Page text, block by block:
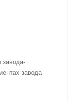
завода-
завода-